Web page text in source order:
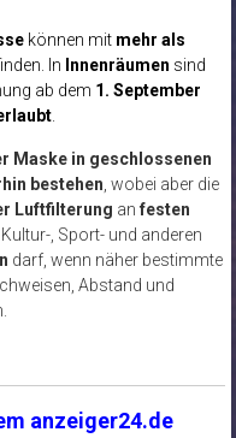
können mit mehr als
In Innenräumen sind
ab dem 1. September
.
Maske in geschlossenen
bestehen , wobei aber die
Luftfilterung an festen
, Sport- und anderen
darf, wenn näher bestimmte
Abstand und
anzeiger24.de